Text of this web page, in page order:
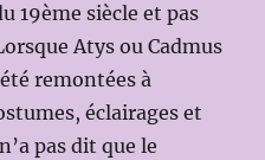
19ème siècle et pas
Atys ou Cadmus
remontées à
éclairages et
pas dit que le